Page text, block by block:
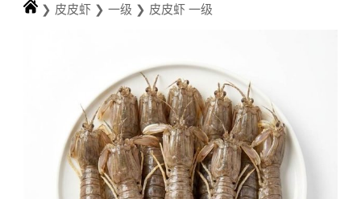
❯ 皮皮虾 ❯ 一级 ❯ 皮皮虾 一级